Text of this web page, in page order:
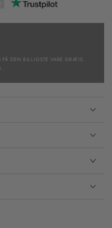
DEN BILLIGSTE VARE GRATIS.